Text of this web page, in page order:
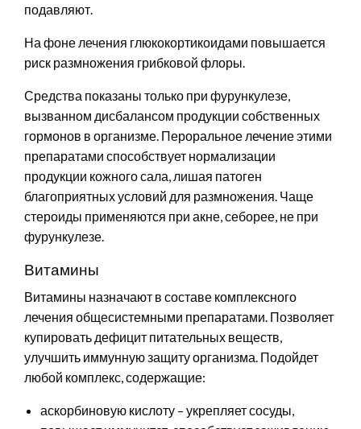
подавляют.
На фоне лечения глюкокортикоидами повышается
риск размножения грибковой флоры.
Средства показаны только при фурункулезе,
вызванном дисбалансом продукции собственных
гормонов в организме. Пероральное лечение этими
препаратами способствует нормализации
продукции кожного сала, лишая патоген
благоприятных условий для размножения. Чаще
стероиды применяются при акне, себорее, не при
фурункулезе.
Витамины
Витамины назначают в составе комплексного
лечения общесистемными препаратами. Позволяет
купировать дефицит питательных веществ,
улучшить иммунную защиту организма. Подойдет
любой комплекс, содержащие:
аскорбиновую кислоту – укрепляет сосуды,